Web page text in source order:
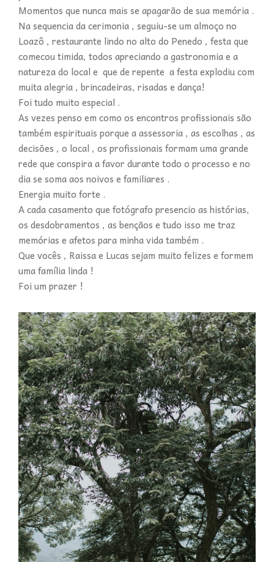
Momentos que nunca mais se apagarão de sua memória .
Na sequencia da cerimonia , seguiu-se um almoço no
Loazô , restaurante lindo no alto do Penedo , festa que
comecou timida, todos apreciando a gastronomia e a
natureza do local e que de repente a festa explodiu com
muita alegria , brincadeiras, risadas e dança!
Foi tudo muito especial .
As vezes penso em como os encontros profissionais são
também espirituais porque a assessoria , as escolhas , as
decisões , o local , os profissionais formam uma grande
rede que conspira a favor durante todo o processo e no
dia se soma aos noivos e familiares .
Energia muito forte .
A cada casamento que fotógrafo presencio as histórias,
os desdobramentos , as bençãos e tudo isso me traz
memórias e afetos para minha vida também .
Que vocês , Raissa e Lucas sejam muito felizes e formem
uma família linda !
Foi um prazer !